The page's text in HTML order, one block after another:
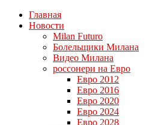
Главная
Новости
Milan Futuro
Болельщики Милана
Видео Милана
россонери на Евро
Евро 2012
Евро 2016
Евро 2020
Евро 2024
Евро 2028